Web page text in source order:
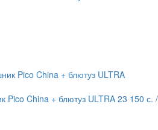
China + блютуз ULTRA 23 150 с. /